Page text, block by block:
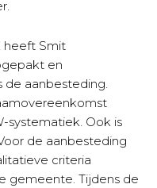
heeft Smit
en
aanbesteding.
systematiek. Ook is
de aanbesteding
criteria
gemeente. Tijdens de